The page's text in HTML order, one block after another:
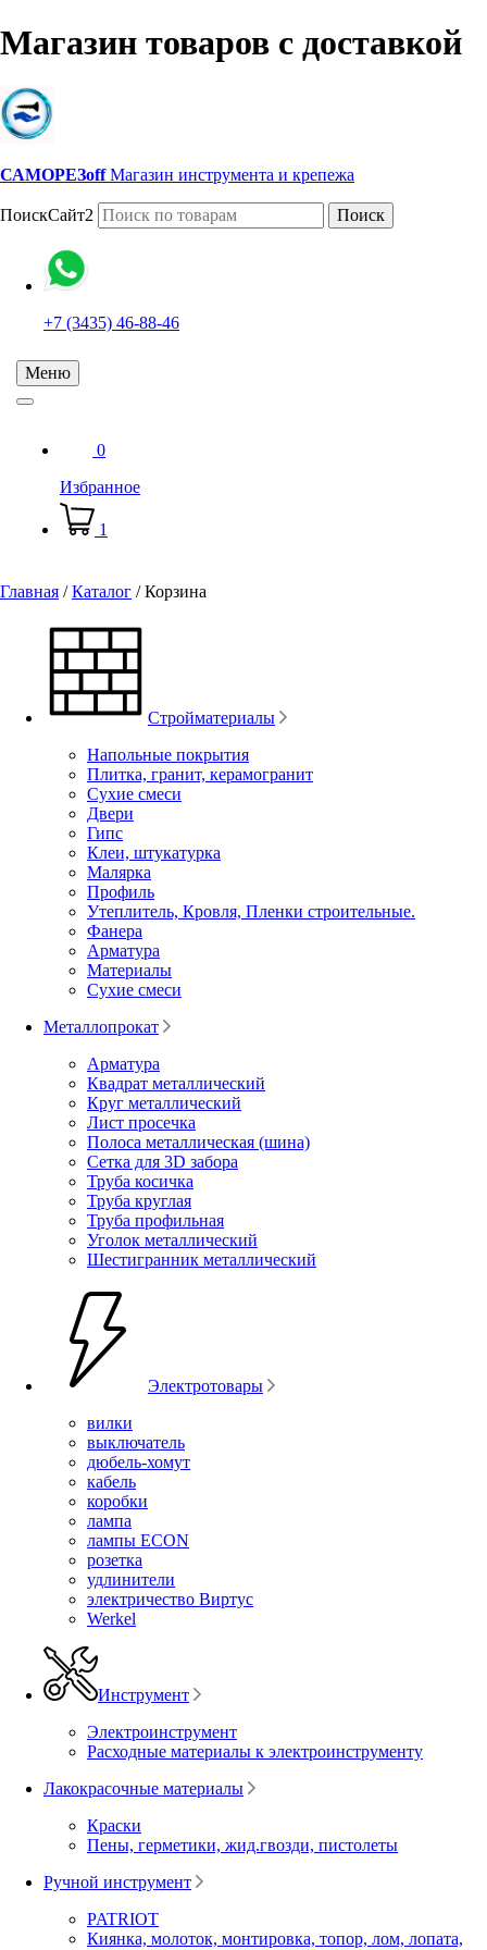
Магазин товаров с доставкой
САМОРЕЗoff Магазин инструмента и крепежа
ПоискСайт2 Поиск
+7 (3435) 46-88-46
Меню
0
Избранное
1
Главная /Каталог /Корзина
Стройматериалы
Напольные покрытия
Плитка, гранит, керамогранит
Сухие смеси
Двери
Гипс
Клеи, штукатурка
Малярка
Профиль
Утеплитель, Кровля, Пленки строительные.
Фанера
Арматура
Материалы
Сухие смеси
Металлопрокат
Арматура
Квадрат металлический
Круг металлический
Лист просечка
Полоса металлическая (шина)
Сетка для 3D забора
Труба косичка
Труба круглая
Труба профильная
Уголок металлический
Шестигранник металлический
Электротовары
вилки
выключатель
дюбель-хомут
кабель
коробки
лампа
лампы ECON
розетка
удлинители
электричество Виртус
Werkel
Инструмент
Электроинструмент
Расходные материалы к электроинструменту
Лакокрасочные материалы
Краски
Пены, герметики, жид.гвозди, пистолеты
Ручной инструмент
PATRIOT
Киянка, молоток, монтировка, топор, лом, лопата,